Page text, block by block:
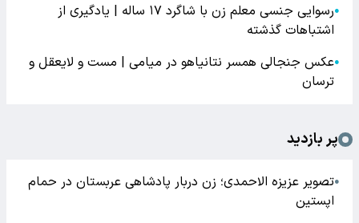
●
رسوایی جنسی معلم زن با شاگرد ۱۷ ساله | یادگیری از
اشتباهات گذشته
●عکس جنجالی همسر نتانیاهو در میامی | مست و لایعقل و
ترسان
پر بازدید
●تصویر عزیزه الاحمدی؛ زن دربار پادشاهی عربستان در حمام
اپستین